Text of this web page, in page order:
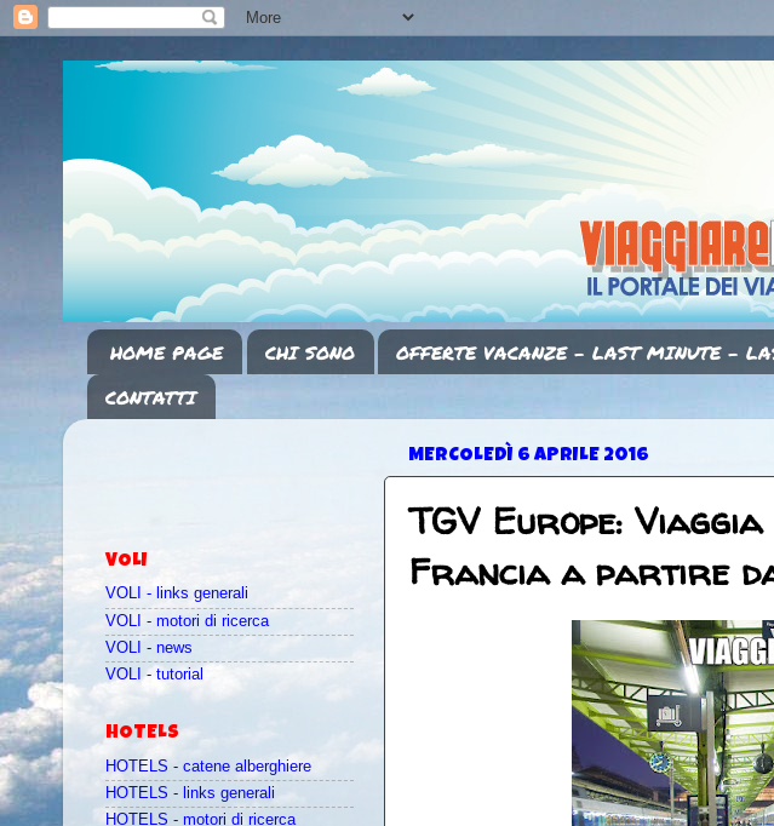
HOME PAGE CHI SONO OFFERTE VACANZE - LAST MINUTE -
CONTATTI
MERCOLEDÌ 6 APRILE 2016
TGV Europe:
Francia a partire
VOLI
VOLI - links generali
VOLI - motori di ricerca
VOLI - news
VOLI - tutorial
HOTELS
HOTELS - catene alberghiere
HOTELS - links generali
HOTELS - motori di ricerca